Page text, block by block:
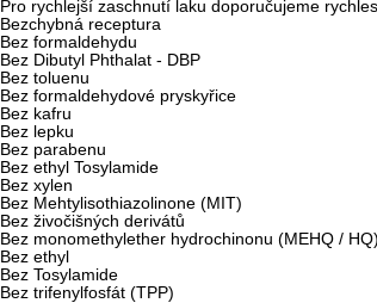
Pro rychlejší zaschnutí laku doporučujeme
Bezchybná receptura
Bez formaldehydu
Bez Dibutyl Phthalat - DBP
Bez toluenu
Bez formaldehydové pryskyřice
Bez kafru
Bez lepku
Bez parabenu
Bez ethyl Tosylamide
Bez xylen
Bez Mehtylisothiazolinone (MIT)
Bez živočišných derivátů
Bez monomethylether hydrochinonu (MEHQ / HQ)
Bez ethyl
Bez Tosylamide
Bez trifenylfosfát (TPP)